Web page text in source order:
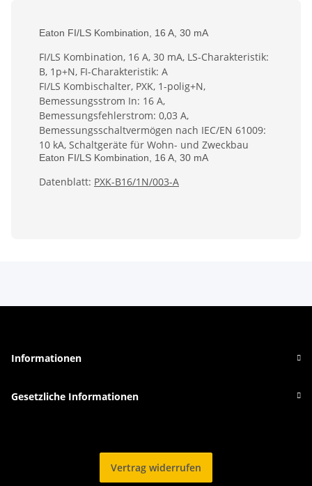
Eaton FI/LS Kombination, 16 A, 30 mA
FI/LS Kombination, 16 A, 30 mA, LS-Charakteristik:
B, 1p+N, FI-Charakteristik: A
FI/LS Kombischalter, PXK, 1-polig+N,
Bemessungsstrom In: 16 A,
Bemessungsfehlerstrom: 0,03 A,
Bemessungsschaltvermögen nach IEC/EN 61009:
10 kA, Schaltgeräte für Wohn- und Zweckbau
Eaton FI/LS Kombination, 16 A, 30 mA
Datenblatt: PXK-B16/1N/003-A
Informationen
Gesetzliche Informationen
Vertrag widerrufen